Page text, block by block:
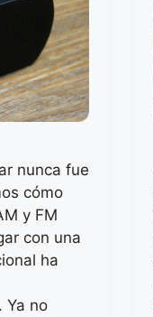
nunca fue
cómo
y FM
con una
ha
Ya no